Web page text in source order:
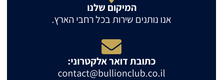
המיקום שלנו
אנו נותנים שירות בכל רחבי הארץ.
כתובת דואר אלקטרוני:
contact@bullionclub.co.il